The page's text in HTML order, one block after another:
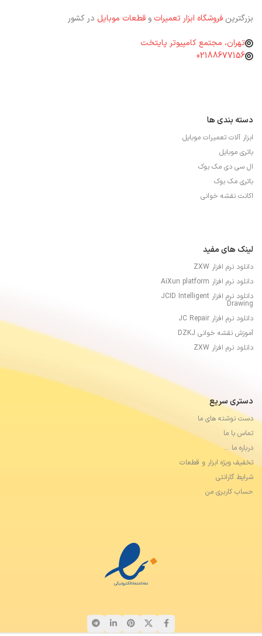
بزرگترین فروشگاه ابزار تعمیرات و قطعات موبایل در کشور
تهران، مجتمع کامپیوتر پایتخت
02188677156
دسته بندی ها
ابزار آلات تعمیرات موبایل
باتری موبایل
ال سی دی مک بوک
باتری مک بوک
اکانت نقشه خوانی
لینک های مفید
دانلود نرم افزار ZXW
دانلود نرم افزار AiXun platform
دانلود نرم افزار JCID Intelligent
Drawing
دانلود نرم افزار JC Repair
آموزش نقشه خوانی DZKJ
دانلود نرم افزار ZXW
دستری سریع
دست نوشته های ما
تماس با ما
درباره ما …
تخفیف ویژه ابزار و قطعات
شرایط گارانتی
حساب کاربری من